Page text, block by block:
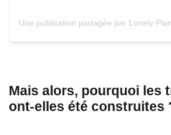
Mais alors, pourquoi les
ont-elles été construites